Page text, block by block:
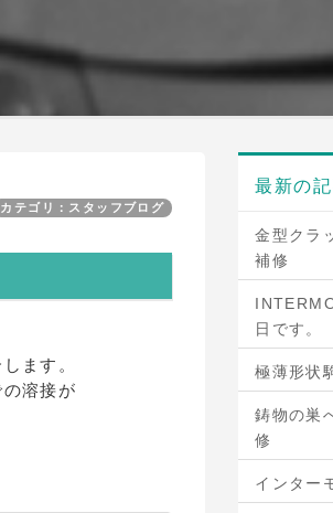
カテゴリ：スタッフブログ
ます。
溶接が
最新の
金型クラ
補修
日です。
極薄形状
鋳物の巣
修
インター